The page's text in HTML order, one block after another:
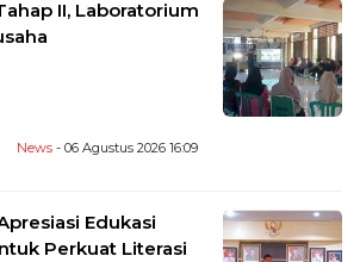
II, Laboratorium
News - 06 Agustus 2026 16:09
Edukasi
Perkuat Literasi